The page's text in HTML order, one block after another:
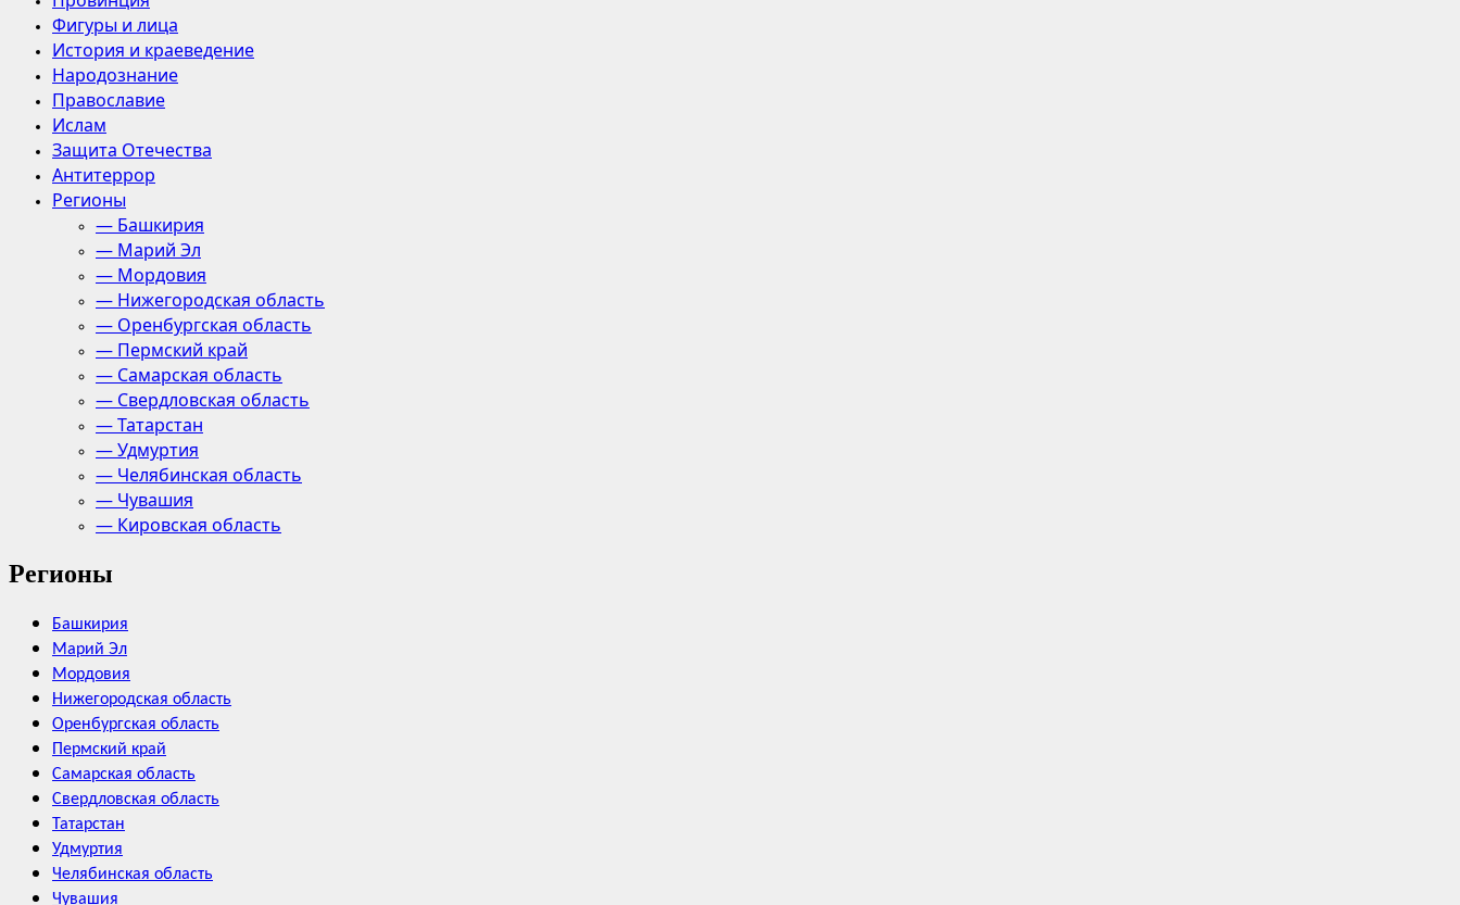
Фигуры и лица
История и краеведение
Народознание
Православие
Ислам
Защита Отечества
Антитеррор
Регионы
— Башкирия
— Марий Эл
— Мордовия
— Нижегородская область
— Оренбургская область
— Пермский край
— Самарская область
— Свердловская область
— Татарстан
— Удмуртия
— Челябинская область
— Чувашия
— Кировская область
Регионы
Башкирия
Марий Эл
Мордовия
Нижегородская область
Оренбургская область
Пермский край
Самарская область
Свердловская область
Татарстан
Удмуртия
Челябинская область
Чувашия